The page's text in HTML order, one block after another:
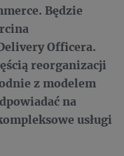
Będzie
Officera.
reorganizacji
z modelem
na
usługi